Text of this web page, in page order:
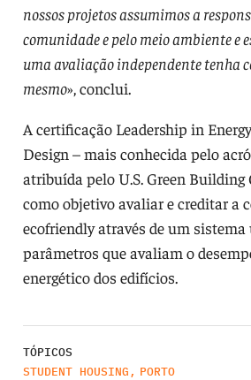
nossos projetos assumimos a
comunidade e pelo meio ambiente e
uma avaliação independente tenha
mesmo», conclui.
A certificação Leadership in
Design – mais conhecida pelo
atribuída pelo U.S. Green Building
como objetivo avaliar e creditar a
ecofriendly através de um sistema
parâmetros que avaliam o
energético dos edifícios.
TÓPICOS
STUDENT HOUSING , PORTO